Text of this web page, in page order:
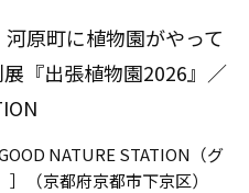
河原町に植物園がやって
『出張植物園2026』／
NATURE STATION（グ
（京都府京都市下京区）